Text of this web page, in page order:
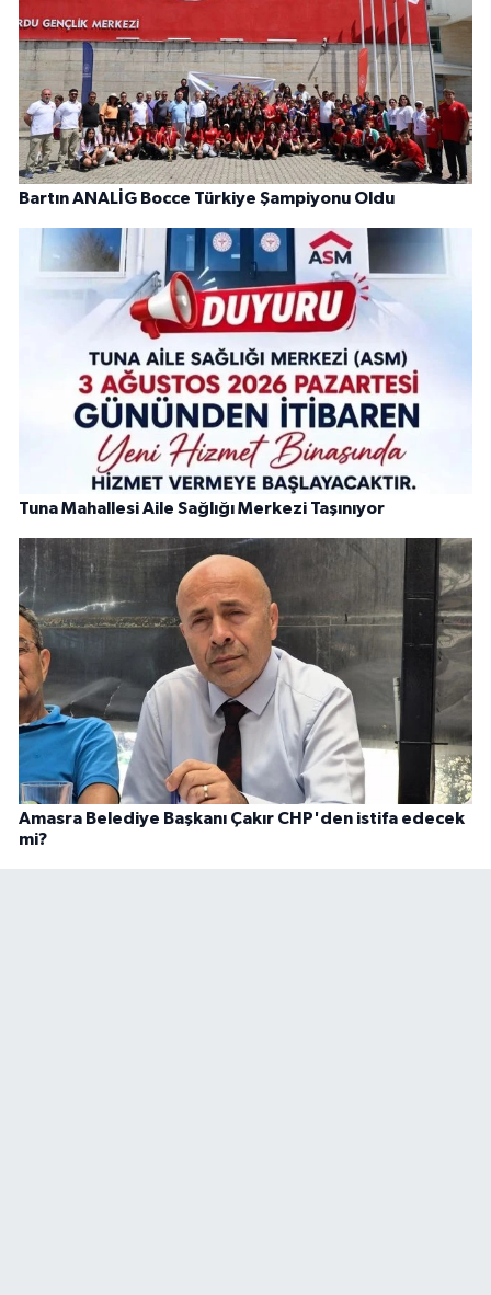
Bartın ANALİG Bocce Türkiye Şampiyonu Oldu
Tuna Mahallesi Aile Sağlığı Merkezi Taşınıyor
Amasra Belediye Başkanı Çakır CHP'den istifa edecek
mi?